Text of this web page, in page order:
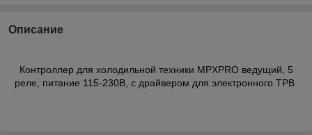
Описание
Контроллер для холодильной техники MPXPRO ведущий, 5
реле, питание 115-230В, с драйвером для электронного ТРВ